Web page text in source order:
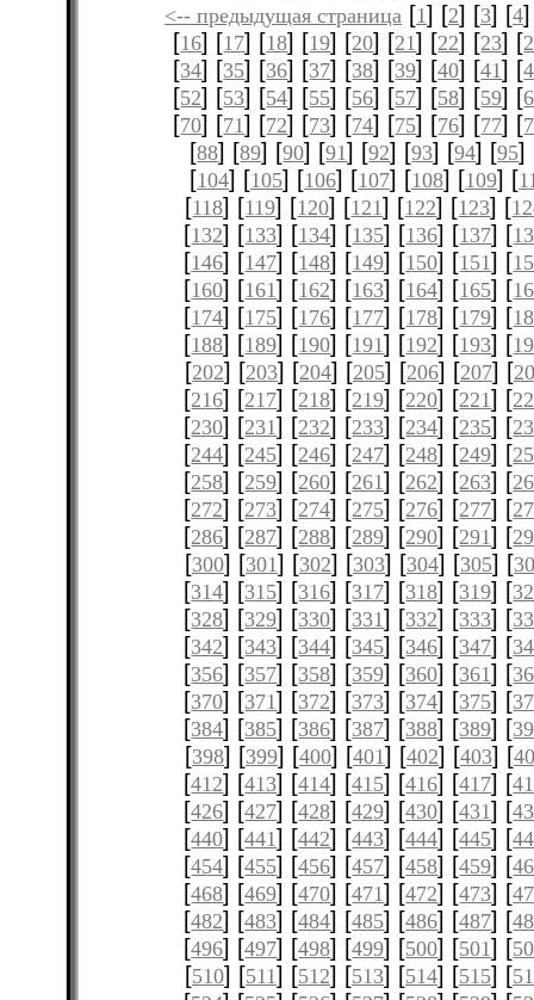
<-- предыдущая страница [1] [2] [3] [4
[16] [17] [18] [19] [20] [21] [22] [23] [
[34] [35] [36] [37] [38] [39] [40] [41] [
[52] [53] [54] [55] [56] [57] [58] [59] [
[70] [71] [72] [73] [74] [75] [76] [77] [
[88] [89] [90] [91] [92] [93] [94] [95]
[104] [105] [106] [107] [108] [109] [
[118] [119] [120] [121] [122] [123] [
[132] [133] [134] [135] [136] [137] [
[146] [147] [148] [149] [150] [151] [
[160] [161] [162] [163] [164] [165] [
[174] [175] [176] [177] [178] [179] [
[188] [189] [190] [191] [192] [193] [
[202] [203] [204] [205] [206] [207] [
[216] [217] [218] [219] [220] [221] [
[230] [231] [232] [233] [234] [235] [
[244] [245] [246] [247] [248] [249] [
[258] [259] [260] [261] [262] [263] [
[272] [273] [274] [275] [276] [277] [
[286] [287] [288] [289] [290] [291] [
[300] [301] [302] [303] [304] [305] [
[314] [315] [316] [317] [318] [319] [
[328] [329] [330] [331] [332] [333] [
[342] [343] [344] [345] [346] [347] [
[356] [357] [358] [359] [360] [361] [
[370] [371] [372] [373] [374] [375] [
[384] [385] [386] [387] [388] [389] [
[398] [399] [400] [401] [402] [403] [
[412] [413] [414] [415] [416] [417] [
[426] [427] [428] [429] [430] [431] [
[440] [441] [442] [443] [444] [445] [
[454] [455] [456] [457] [458] [459] [
[468] [469] [470] [471] [472] [473] [
[482] [483] [484] [485] [486] [487] [
[496] [497] [498] [499] [500] [501] [
[510] [511] [512] [513] [514] [515] [